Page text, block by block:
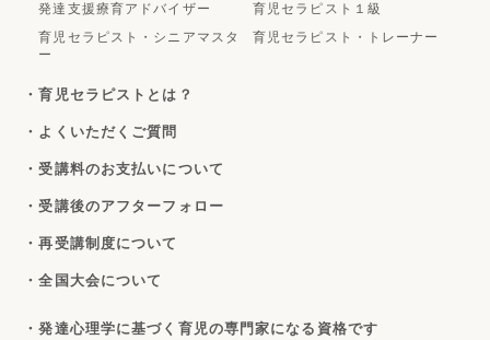
発達支援療育アドバイザー
育児セラピスト１級
育児セラピスト・シニアマスタ
ー
育児セラピスト・トレーナー
・育児セラピストとは？
・よくいただくご質問
・受講料のお支払いについて
・受講後のアフターフォロー
・再受講制度について
・全国大会について
・発達心理学に基づく育児の専門家になる資格です